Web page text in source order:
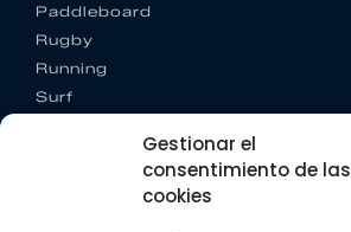
Gestionar el
consentimiento de las
cookies
Paddleboard
Rugby
Running
Surf
CONTACTO